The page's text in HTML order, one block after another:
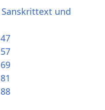
und